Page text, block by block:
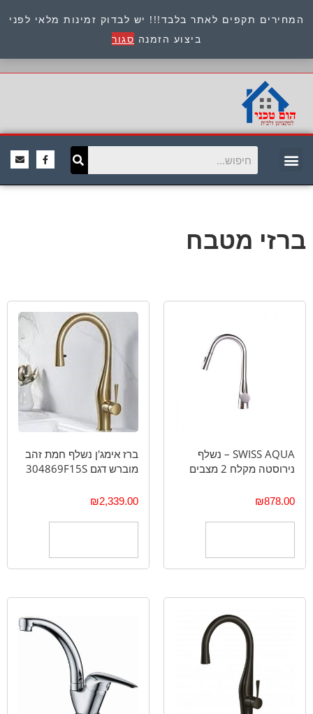
המחירים תקפים לאתר בלבד!!! יש לבדוק זמינות מלאי לפני
ביצוע הזמנה סגור
כתובת : היוזמים 9 אור יהודה שירות לקוחות 054-
8945722
ברזי מטבח
SWISS AQUA – נשלף
נירוסטה מקלח 2 מצבים
₪878.00
ברז אימג'ן נשלף חמת זהב
מוברש דגם 304869F15S
₪2,339.00